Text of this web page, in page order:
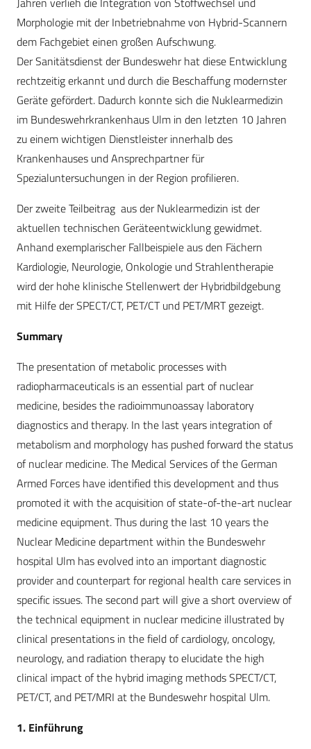
Morphologie mit der Inbetriebnahme von Hybrid-Scannern
dem Fachgebiet einen großen Aufschwung.
Der Sanitätsdienst der Bundeswehr hat diese Entwicklung
rechtzeitig erkannt und durch die Beschaffung modernster
Geräte gefördert. Dadurch konnte sich die Nuklearmedizin
im Bundeswehrkrankenhaus Ulm in den letzten 10 Jahren
zu einem wichtigen Dienstleister innerhalb des
Krankenhauses und Ansprechpartner für
Spezialuntersuchungen in der Region profilieren.
Der zweite Teilbeitrag aus der Nuklearmedizin ist der
aktuellen technischen Geräteentwicklung gewidmet.
Anhand exemplarischer Fallbeispiele aus den Fächern
Kardiologie, Neurologie, Onkologie und Strahlentherapie
wird der hohe klinische Stellenwert der Hybridbildgebung
mit Hilfe der SPECT/CT, PET/CT und PET/MRT gezeigt.
Summary
The presentation of metabolic processes with
radiopharmaceuticals is an essential part of nuclear
medicine, besides the radioimmunoassay laboratory
diagnostics and therapy. In the last years integration of
metabolism and morphology has pushed forward the status
of nuclear medicine. The Medical Services of the German
Armed Forces have identified this development and thus
promoted it with the acquisition of state-of-the-art nuclear
medicine equipment. Thus during the last 10 years the
Nuclear Medicine department within the Bundeswehr
hospital Ulm has evolved into an important diagnostic
provider and counterpart for regional health care services in
specific issues. The second part will give a short overview of
the technical equipment in nuclear medicine illustrated by
clinical presentations in the field of cardiology, oncology,
neurology, and radiation therapy to elucidate the high
clinical impact of the hybrid imaging methods SPECT/CT,
PET/CT, and PET/MRI at the Bundeswehr hospital Ulm.
1. Einführung